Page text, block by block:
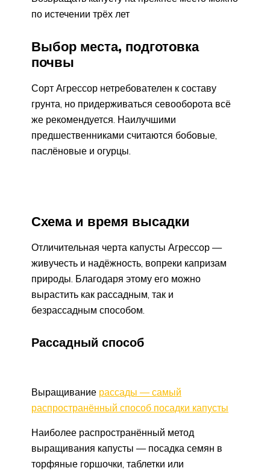
по истечении трёх лет
Выбор места, подготовка
почвы
Сорт Агрессор нетребователен к составу
грунта, но придерживаться севооборота всё
же рекомендуется. Наилучшими
предшественниками считаются бобовые,
паслёновые и огурцы.
Схема и время высадки
Отличительная черта капусты Агрессор —
живучесть и надёжность, вопреки капризам
природы. Благодаря этому его можно
вырастить как рассадным, так и
безрассадным способом.
Рассадный способ
Выращивание рассады — самый
распространённый способ посадки капусты
Наиболее распространённый метод
выращивания капусты — посадка семян в
торфяные горшочки, таблетки или